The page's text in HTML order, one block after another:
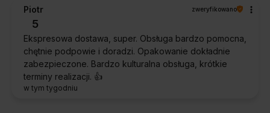
Piotr zweryfikowano
5
Ekspresowa dostawa, super. Obsługa bardzo pomocna,
chętnie podpowie i doradzi. Opakowanie dokładnie
zabezpieczone. Bardzo kulturalna obsługa, krótkie
terminy realizacji. 👍️
w tym tygodniu